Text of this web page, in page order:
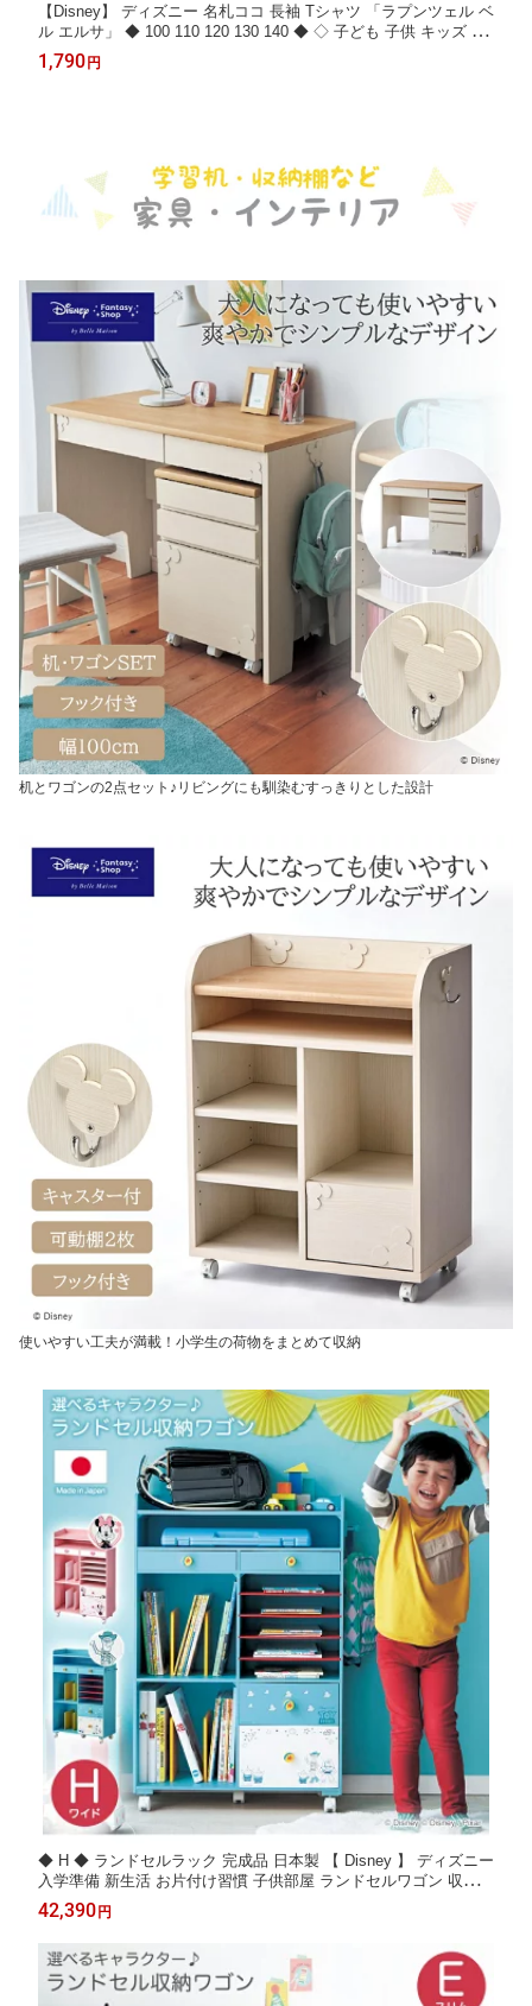
【Disney】 ディズニー 名札ココ 長袖 Tシャツ 「ラプンツェル ベ
ル エルサ」 ◆ 100 110 120 130 140 ◆ ◇ 子ども 子供 キッズ 子
ども服 服 トップス カットソー ディズニープリンセス アナと雪の
女王 美女と野獣 プリンセス キッズファッション かわいい
1,790円
机とワゴンの2点セット♪リビングにも馴染むすっきりとした設計
使いやすい工夫が満載！小学生の荷物をまとめて収納
◆ H ◆ ランドセルラック 完成品 日本製 【 Disney 】 ディズニー
入学準備 新生活 お片付け習慣 子供部屋 ランドセルワゴン 収納
キャスター付き ベルメゾン ワイド 大容量 インテリア グッズ ベ
ルメゾン ミニーマウス トイ・ストーリー ベイマックス ランドセ
ル収納ワゴン
42,390円